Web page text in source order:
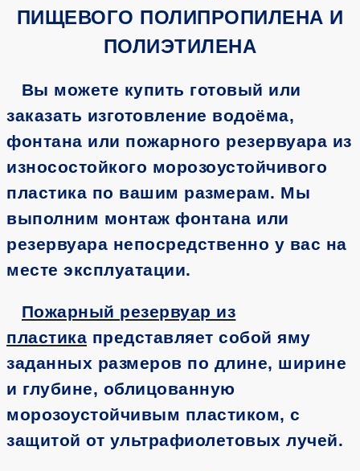
ПИЩЕВОГО ПОЛИПРОПИЛЕНА И
ПОЛИЭТИЛЕНА
Вы можете купить готовый или
заказать изготовление водоёма,
фонтана или пожарного резервуара из
износостойкого морозоустойчивого
пластика по вашим размерам. Мы
выполним монтаж фонтана или
резервуара непосредственно у вас на
месте эксплуатации.
Пожарный резервуар из
пластика представляет собой яму
заданных размеров по длине, ширине
и глубине, облицованную
морозоустойчивым пластиком, с
защитой от ультрафиолетовых лучей.